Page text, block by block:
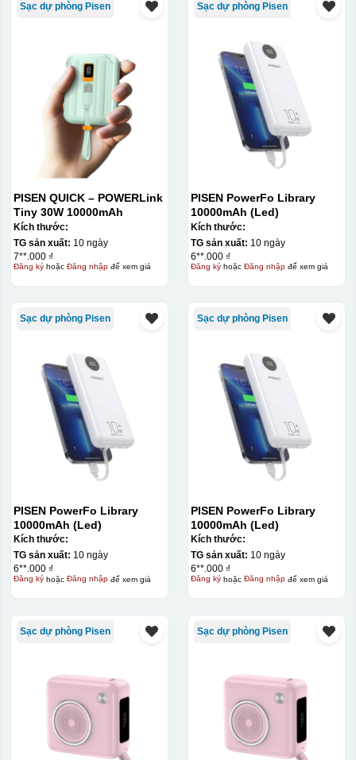
Đây là giấy decal đã in xong, đang chờ khô để cắt dán
lên gốm sứ
sứ, thợ sẽ cắt thủ công các miếng logo ra, sau đó thấp
đó bằng nước. Người thợ sẽ căn chỉnh bằng mắt thường
cho vị trí logo cân đối phù hợp, sau đó dùng miếng nhựa
gạt hết nước phía dưới ra
Thợ đang căn chỉnh dán decal lên bát cơm
Sạc dự phòng Pisen
PISEN QUICK – POWERLink
Tiny 30W 10000mAh
Kích thước:
TG sản xuất: 10 ngày
7**.000 ₫
Đăng kýhoặc Đăng nhậpđể xem giá
Sạc dự phòng Pisen
PISEN PowerFo Library
10000mAh (Led)
Kích thước:
TG sản xuất: 10 ngày
6**.000 ₫
Đăng kýhoặc Đăng nhậpđể xem giá
Sạc dự phòng Pisen
PISEN PowerFo Library
10000mAh (Led)
Kích thước:
TG sản xuất: 10 ngày
6**.000 ₫
Đăng kýhoặc Đăng nhậpđể xem giá
Sạc dự phòng Pisen
PISEN PowerFo Library
10000mAh (Led)
Kích thước:
TG sản xuất: 10 ngày
6**.000 ₫
Đăng kýhoặc Đăng nhậpđể xem giá
Sạc dự phòng Pisen Sạc dự phòng Pisen